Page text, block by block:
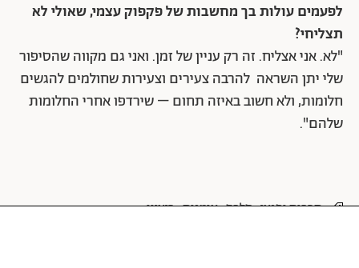
לפעמים עולות בך מחשבות של פקפוק עצמי, שאולי לא
תצליחי?
"לא. אני אצליח. זה רק עניין של זמן. ואני גם מקווה שהסיפור
שלי יתן השראה להרבה צעירים וצעירות שחולמים להגשים
חלומות, ולא חשוב באיזה תחום – שירדפו אחרי החלומות
שלהם".
תרבות ופנאי סלבס אומנות ריאיון